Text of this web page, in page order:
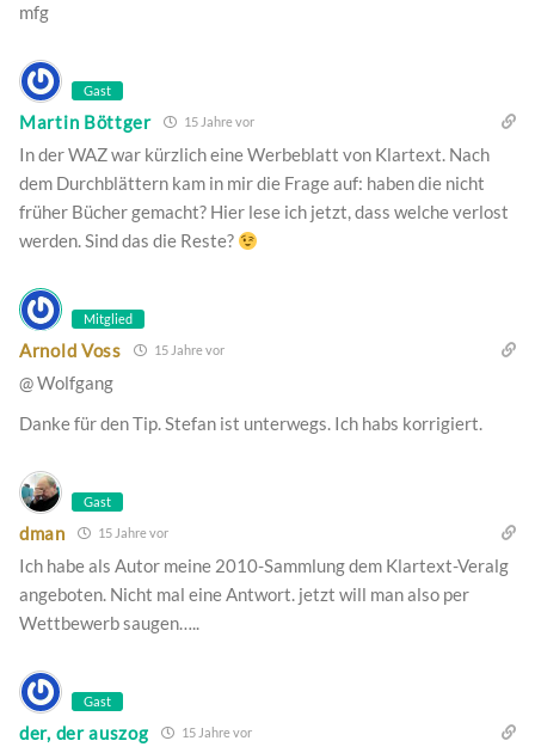
mfg
Gast
Martin Böttger 15 Jahre vor
In der WAZ war kürzlich eine Werbeblatt von Klartext. Nach
dem Durchblättern kam in mir die Frage auf: haben die nicht
früher Bücher gemacht? Hier lese ich jetzt, dass welche verlost
werden. Sind das die Reste?
Mitglied
Arnold Voss 15 Jahre vor
@ Wolfgang
Danke für den Tip. Stefan ist unterwegs. Ich habs korrigiert.
Gast
dman 15 Jahre vor
Ich habe als Autor meine 2010-Sammlung dem Klartext-Veralg
angeboten. Nicht mal eine Antwort. jetzt will man also per
Wettbewerb saugen…..
Gast
der, der auszog 15 Jahre vor